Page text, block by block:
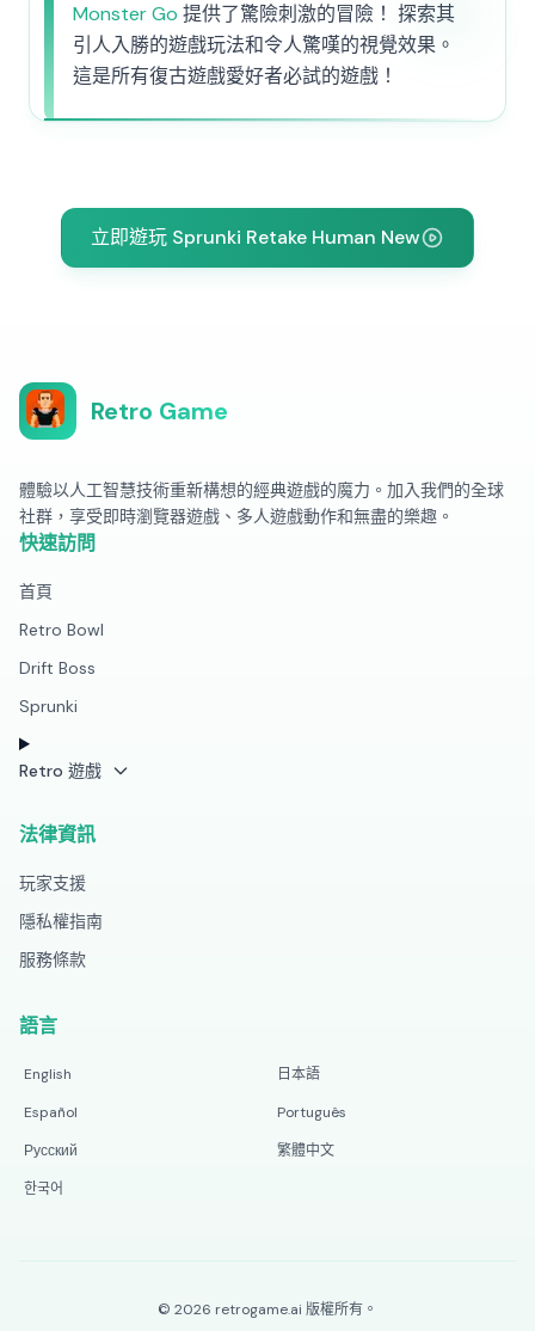
Monster Go 提供了驚險刺激的冒險！ 探索其
引人入勝的遊戲玩法和令人驚嘆的視覺效果。
這是所有復古遊戲愛好者必試的遊戲！
立即遊玩 Sprunki Retake Human New
Retro Game
體驗以人工智慧技術重新構想的經典遊戲的魔力。加入我們的全球
社群，享受即時瀏覽器遊戲、多人遊戲動作和無盡的樂趣。
快速訪問
首頁
Retro Bowl
Drift Boss
Sprunki
Retro 遊戲
法律資訊
玩家支援
隱私權指南
服務條款
語言
English
日本語
Español
Português
Русский
繁體中文
한국어
© 2026 retrogame.ai 版權所有。